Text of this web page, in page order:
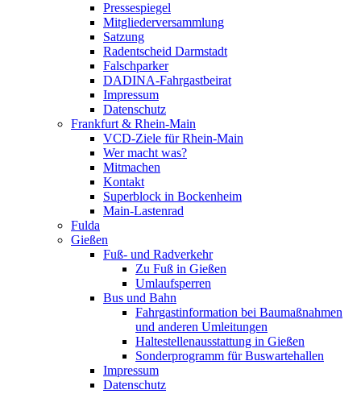
Pressespiegel
Mitgliederversammlung
Satzung
Radentscheid Darmstadt
Falschparker
DADINA-Fahrgastbeirat
Impressum
Datenschutz
Frankfurt & Rhein-Main
VCD-Ziele für Rhein-Main
Wer macht was?
Mitmachen
Kontakt
Superblock in Bockenheim
Main-Lastenrad
Fulda
Gießen
Fuß- und Radverkehr
Zu Fuß in Gießen
Umlaufsperren
Bus und Bahn
Fahrgastinformation bei Baumaßnahmen
und anderen Umleitungen
Haltestellenausstattung in Gießen
Sonderprogramm für Buswartehallen
Impressum
Datenschutz